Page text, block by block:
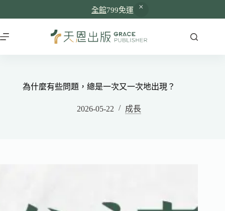
全館799免運
為什麼有些問題，總是一次又一次地出現？
2026-05-22 成長